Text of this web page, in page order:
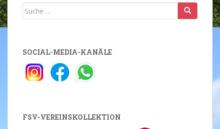
Suche
SOCIAL-MEDIA-KANÄLE
FSV-VEREINSKOLLEKTION